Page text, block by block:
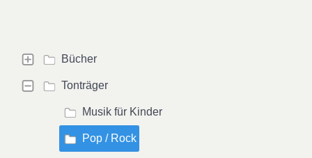
Bücher
Tonträger
Musik für Kinder
Pop / Rock